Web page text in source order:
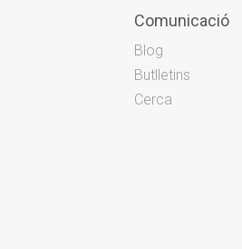
Comunicació
Blog
Butlletins
Cerca